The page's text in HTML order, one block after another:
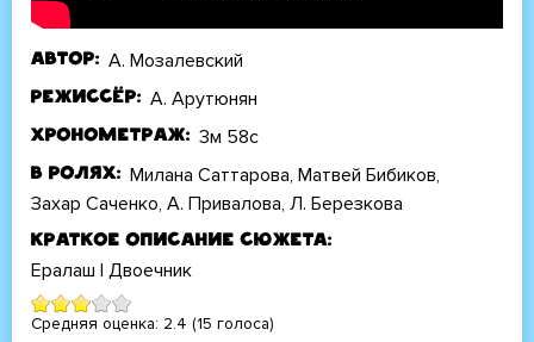
Автор А. Мозалевский
Режиссёр А. Арутюнян
Хронометраж 3м 58с
В ролях
Милана Саттарова, Матвей Бибиков,
Захар Саченко, А. Привалова, Л. Березкова
Краткое описание сюжета
Ералаш | Двоечник
Средняя оценка: 2.4 (15 голоса)